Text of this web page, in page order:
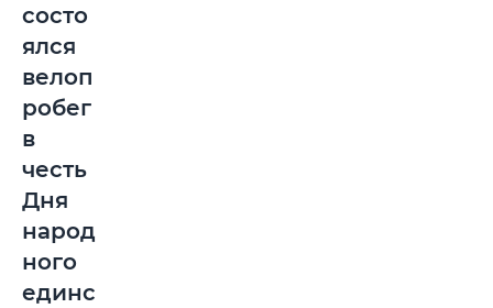
состо
ялся
велоп
робег
в
честь
Дня
народ
ного
единс